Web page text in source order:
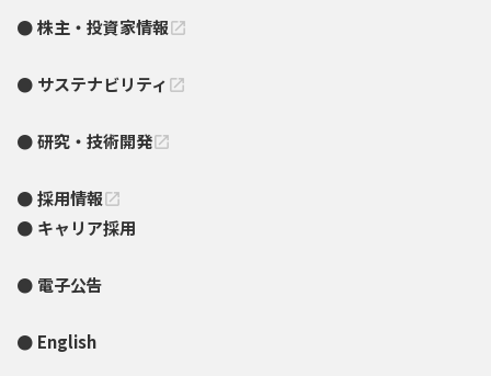
株主・投資家情報open_in_new
サステナビリティ open_in_new
研究・技術開発open_in_new
採用情報open_in_new
キャリア採用
電子公告
English